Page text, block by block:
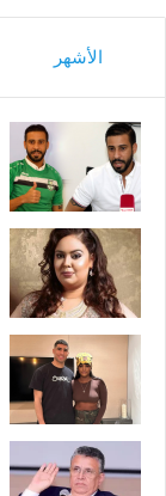
الأشهر